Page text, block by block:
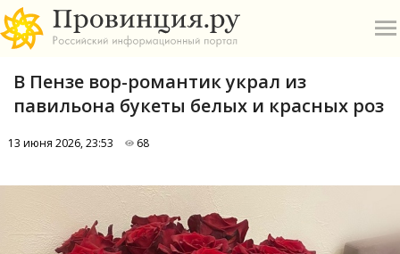
А
О
В Пензе вор-романтик украл из
павильона букеты белых и красных роз
13 июня 2026, 23:53 68